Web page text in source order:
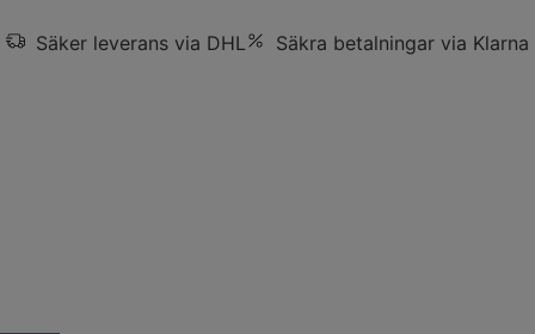
Säker leverans via DHL Säkra betalningar via Klarna